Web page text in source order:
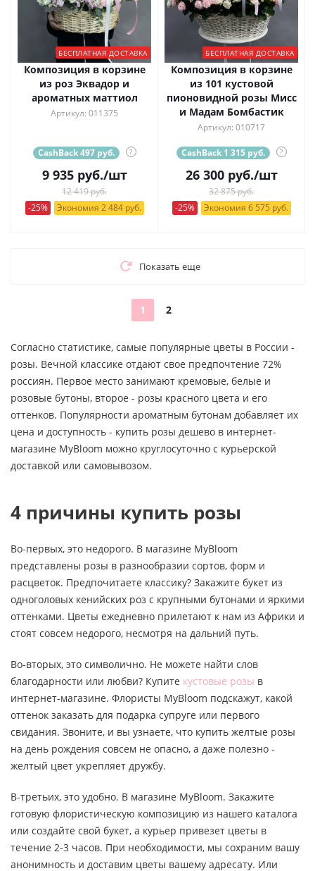
БЕСПЛАТНАЯ ДОСТАВКА
Композиция в корзине
из роз Эквадор и
ароматных маттиол
Артикул: 011375
CashBack 497 руб. ?
9 935руб./шт
12 419 руб.
-25%
Экономия 2 484 руб.
БЕСПЛАТНАЯ ДОСТАВКА
Композиция в корзине
из 101 кустовой
пионовидной розы Мисс
и Мадам Бомбастик
Артикул: 010717
CashBack 1 315 руб. ?
26 300руб./шт
32 875 руб.
-25%
Экономия 6 575 руб.
Показать еще
1 2
Согласно статистике, самые популярные цветы в России -
розы. Вечной классике отдают свое предпочтение 72%
россиян. Первое место занимают кремовые, белые и
розовые бутоны, второе - розы красного цвета и его
оттенков. Популярности ароматным бутонам добавляет их
цена и доступность - купить розы дешево в интернет-
магазине MyBloom можно круглосуточно с курьерской
доставкой или самовывозом.
4 причины купить розы
Во-первых, это недорого. В магазине MyBloom
представлены розы в разнообразии сортов, форм и
расцветок. Предпочитаете классику? Закажите букет из
одноголовых кенийских роз с крупными бутонами и яркими
оттенками. Цветы ежедневно прилетают к нам из Африки и
стоят совсем недорого, несмотря на дальний путь.
Во-вторых, это символично. Не можете найти слов
благодарности или любви? Купите кустовые розы в
интернет-магазине. Флористы MyBloom подскажут, какой
оттенок заказать для подарка супруге или первого
свидания. Звоните, и вы узнаете, что купить желтые розы
на день рождения совсем не опасно, а даже полезно -
желтый цвет укрепляет дружбу.
В-третьих, это удобно. В магазине MyBloom. Закажите
готовую флористическую композицию из нашего каталога
или создайте свой букет, а курьер привезет цветы в
течение 2-3 часов. При необходимости, мы сохраним вашу
анонимность и доставим цветы вашему адресату. Или